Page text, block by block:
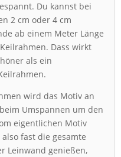
Du kannst bei
2 cm oder 4 cm
ab einem Meter Länge
Dass wirkt
als ein
wird das Motiv an
Umspannen um den
eigentlichen Motiv
fast die gesamte
Leinwand genießen,